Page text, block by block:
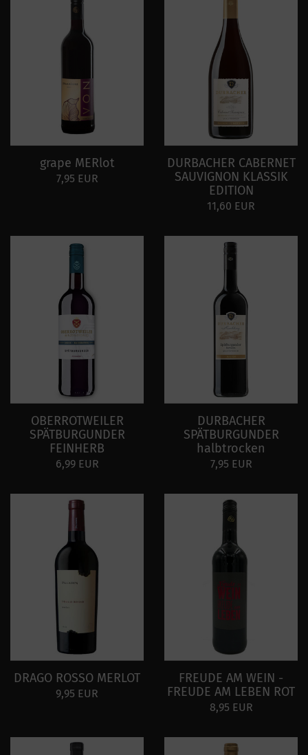
grape MERlot
7,95 EUR
DURBACHER CABERNET
SAUVIGNON KLASSIK
EDITION
11,60 EUR
OBERROTWEILER
SPÄTBURGUNDER
FEINHERB
6,99 EUR
DURBACHER
SPÄTBURGUNDER
halbtrocken
7,95 EUR
DRAGO ROSSO MERLOT
9,95 EUR
FREUDE AM WEIN -
FREUDE AM LEBEN ROT
8,95 EUR